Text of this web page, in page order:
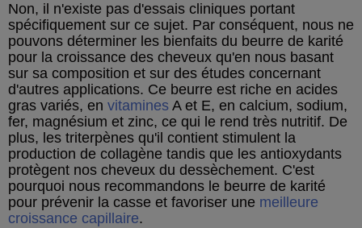
Non, il n'existe pas d'essais cliniques portant
spécifiquement sur ce sujet. Par conséquent, nous ne
pouvons déterminer les bienfaits du beurre de karité
pour la croissance des cheveux qu'en nous basant
sur sa composition et sur des études concernant
d'autres applications. Ce beurre est riche en acides
gras variés, en vitamines A et E, en calcium, sodium,
fer, magnésium et zinc, ce qui le rend très nutritif. De
plus, les triterpènes qu'il contient stimulent la
production de collagène tandis que les antioxydants
protègent nos cheveux du dessèchement. C'est
pourquoi nous recommandons le beurre de karité
pour prévenir la casse et favoriser une meilleure
croissance capillaire.